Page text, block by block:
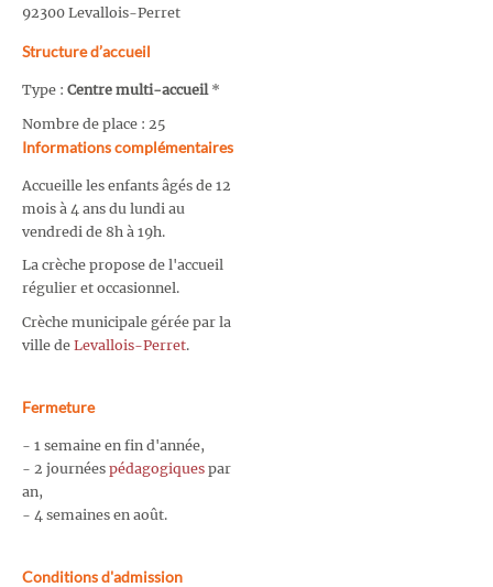
92300 Levallois-Perret
Structure d’accueil
Type : Centre multi-accueil*
Nombre de place : 25
Informations complémentaires
Accueille les enfants âgés de 12
mois à 4 ans du lundi au
vendredi de 8h à 19h.
La crèche propose de l'accueil
régulier et occasionnel.
Crèche municipale gérée par la
ville de Levallois-Perret.
Fermeture
- 1 semaine en fin d'année,
- 2 journées pédagogiques par
an,
- 4 semaines en août.
Conditions d'admission